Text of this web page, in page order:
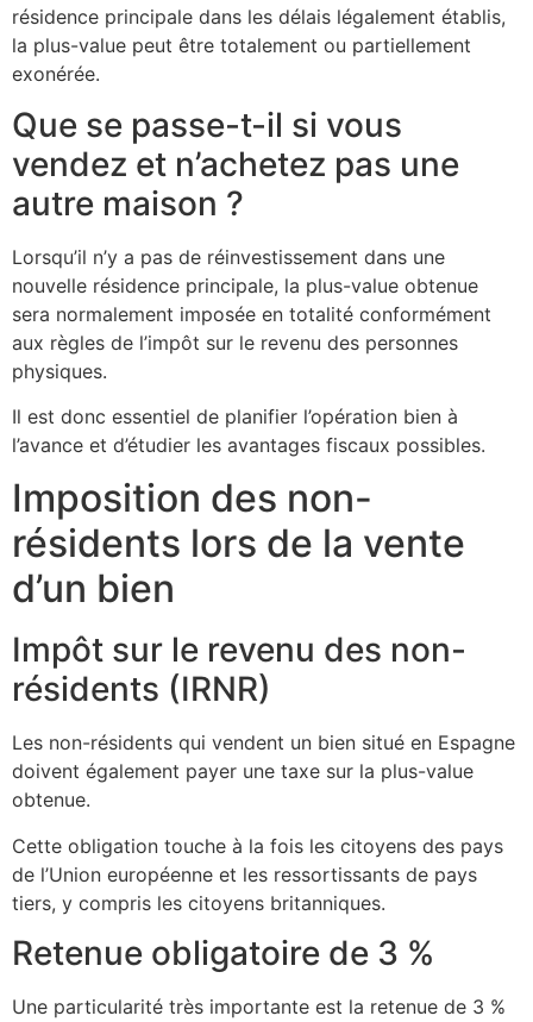
résidence principale dans les délais légalement établis,
la plus-value peut être totalement ou partiellement
exonérée.
Que se passe-t-il si vous
vendez et n’achetez pas une
autre maison ?
Lorsqu’il n’y a pas de réinvestissement dans une
nouvelle résidence principale, la plus-value obtenue
sera normalement imposée en totalité conformément
aux règles de l’impôt sur le revenu des personnes
physiques.
Il est donc essentiel de planifier l’opération bien à
l’avance et d’étudier les avantages fiscaux possibles.
Imposition des non-
résidents lors de la vente
d’un bien
Impôt sur le revenu des non-
résidents (IRNR)
Les non-résidents qui vendent un bien situé en Espagne
doivent également payer une taxe sur la plus-value
obtenue.
Cette obligation touche à la fois les citoyens des pays
de l’Union européenne et les ressortissants de pays
tiers, y compris les citoyens britanniques.
Retenue obligatoire de 3 %
Une particularité très importante est la retenue de 3 %